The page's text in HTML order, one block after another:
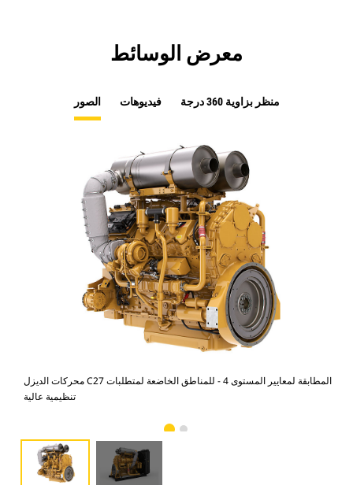
معرض الوسائط
الصور فيديوهات منظر بزاوية 360 درجة
محركات الديزل C27 المطابقة لمعايير المستوى 4 - للمناطق الخاضعة لمتطلبات
تنظيمية عالية